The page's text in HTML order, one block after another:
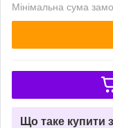
Мінімальна сума
Що таке купити